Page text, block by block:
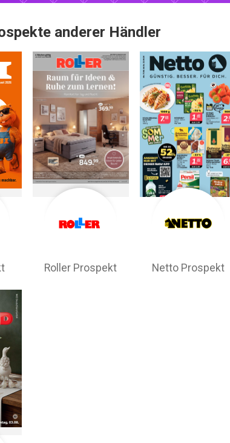
anderer Händler
Roller Prospekt Netto Prospekt